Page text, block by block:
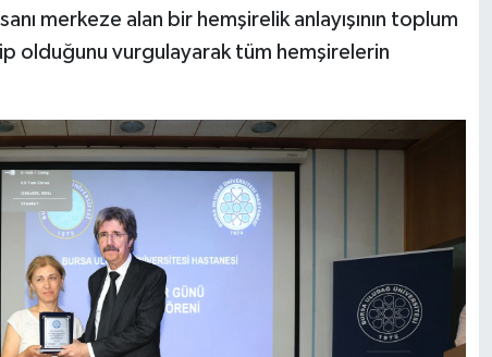
merkeze alan bir hemşirelik anlayışının toplum
olduğunu vurgulayarak tüm hemşirelerin